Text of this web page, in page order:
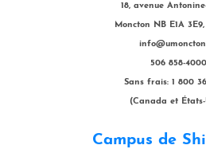
18, avenue
Moncton NB E1A
506 858-4000
Sans frais: 1 800
(Canada et États-
Campus de